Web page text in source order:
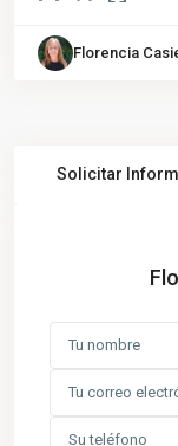
Florencia
Solicitar